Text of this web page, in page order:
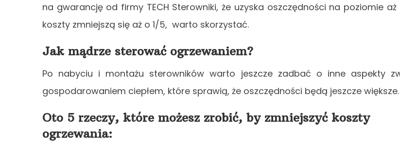
na gwarancję od firmy TECH Sterowniki, że uzyska oszczędności na poziomie aż
koszty zmniejszą się aż o 1/5, warto skorzystać.
Jak mądrze sterować ogrzewaniem?
Po nabyciu i montażu sterowników warto jeszcze zadbać o inne aspekty
gospodarowaniem ciepłem, które sprawią, że oszczędności będą jeszcze większe.
Oto 5 rzeczy, które możesz zrobić, by zmniejszyć koszty
ogrzewania: